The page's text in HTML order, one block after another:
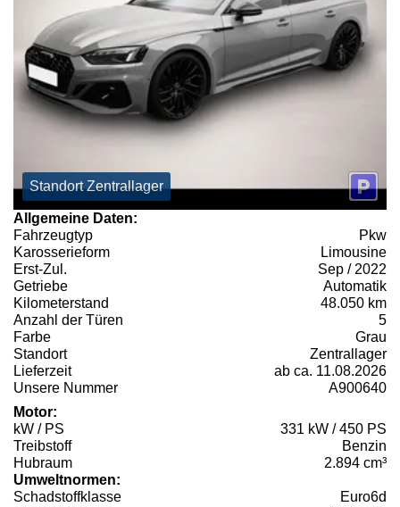
Standort Zentrallager
Allgemeine Daten:
Fahrzeugtyp
Pkw
Karosserieform
Limousine
Erst-Zul.
Sep / 2022
Getriebe
Automatik
Kilometerstand
48.050 km
Anzahl der Türen
5
Farbe
Grau
Standort
Zentrallager
Lieferzeit
ab ca. 11.08.2026
Unsere Nummer
A900640
Motor:
kW / PS
331 kW / 450 PS
Treibstoff
Benzin
Hubraum
2.894 cm³
Umweltnormen:
Schadstoffklasse
Euro6d